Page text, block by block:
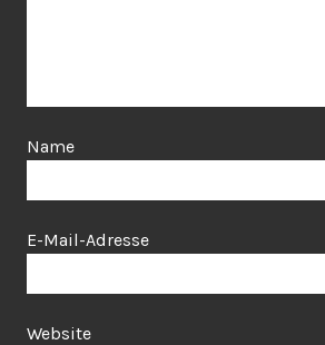
Name
E-Mail-Adresse
Website